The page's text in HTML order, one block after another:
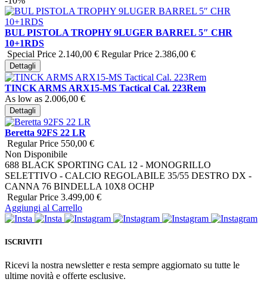
BUL PISTOLA TROPHY 9LUGER BARREL 5″ CHR
10+1RDS
Special Price 2.140,00 € Regular Price 2.386,00 €
Dettagli
TINCK ARMS ARX15-MS Tactical Cal. 223Rem
As low as 2.006,00 €
Dettagli
Beretta 92FS 22 LR
Regular Price 550,00 €
Non Disponibile
688 BLACK SPORTING CAL 12 - MONOGRILLO
SELETTIVO - CALCIO REGOLABILE 35/55 DESTRO DX -
CANNA 76 BINDELLA 10X8 OCHP
Regular Price 3.499,00 €
Aggiungi al Carrello
ISCRIVITI
Ricevi la nostra newsletter e resta sempre aggiornato su tutte le
ultime novità e offerte esclusive.